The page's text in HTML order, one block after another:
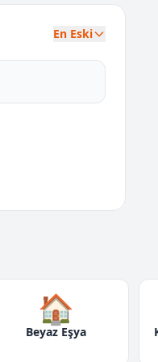
En Eski
🏠
Beyaz Eşya